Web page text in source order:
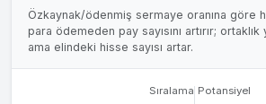
Özkaynak/ödenmiş sermaye oranına göre
para ödemeden pay sayısını artırır;
ama elindeki hisse sayısı artar.
Sıralama Potansiyel